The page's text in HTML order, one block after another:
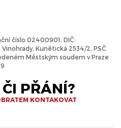
číslo 02400901, DIČ:
Kunětická 2534/2, PSČ
Městským soudem v Praze
PŘÁNÍ?
KONTAKOVAT